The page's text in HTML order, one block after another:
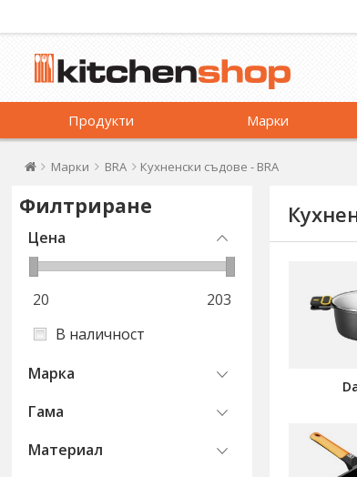
Продукти Марки
Марки BRA Кухненски съдове - BRA
Филтриране
Цена
20
203
В наличност
Марка
Гама
Материал